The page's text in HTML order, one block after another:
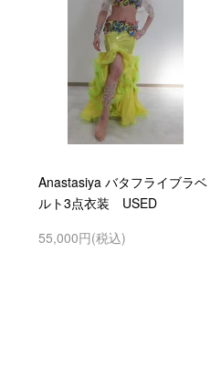
Anastasiya バタフライブラベ
ルト3点衣装 USED
55,000円(税込)